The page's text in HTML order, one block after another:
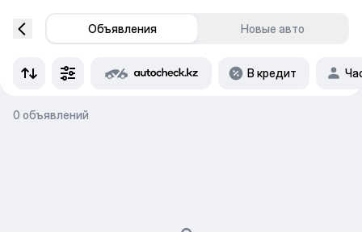
Объявления Новые авто
В кредит
0 объявлений